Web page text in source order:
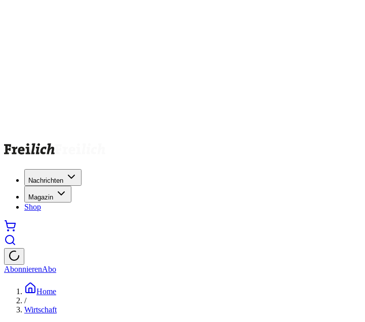
Nachrichten
Magazin
Shop
AbonnierenAbo
Home
/
Wirtschaft